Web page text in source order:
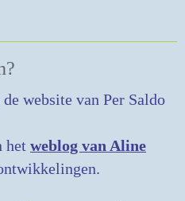
website van Per Saldo
het weblog van Aline